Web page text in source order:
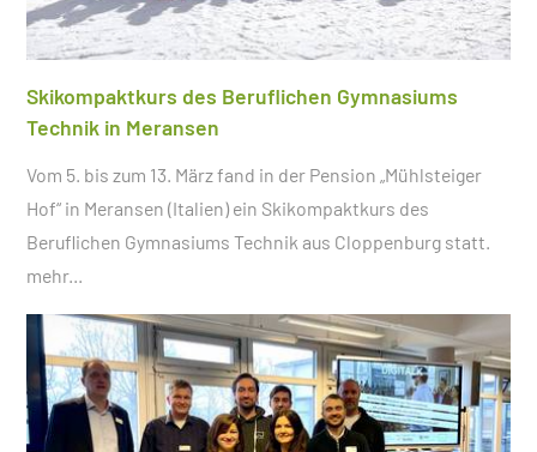
Skikompaktkurs des Beruflichen Gymnasiums
Technik in Meransen
Vom 5. bis zum 13. März fand in der Pension „Mühlsteiger
Hof“ in Meransen (Italien) ein Skikompaktkurs des
Beruflichen Gymnasiums Technik aus Cloppenburg statt.
mehr...